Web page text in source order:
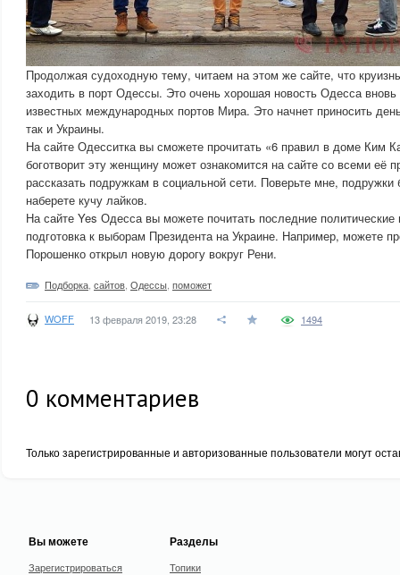
Продолжая судоходную тему, читаем на этом же сайте, что
заходить в порт Одессы. Это очень хорошая новость Одесса
известных международных портов Мира. Это начнет приносить
так и Украины.
На сайте Одесситка вы сможете прочитать «6 правил в доме Ким
боготворит эту женщину может ознакомится на сайте со всеми её
рассказать подружкам в социальной сети. Поверьте мне,
наберете кучу лайков.
На сайте Yes Одесса вы можете почитать последние политические
подготовка к выборам Президента на Украине. Например, можете
Порошенко открыл новую дорогу вокруг Рени.
Подборка сайтов Одессы поможет
WOFF 13 февраля 2019, 23:28 1494
0 комментариев
Только зарегистрированные и авторизованные пользователи могут
Вы можете
Зарегистрироваться
Разделы
Топики